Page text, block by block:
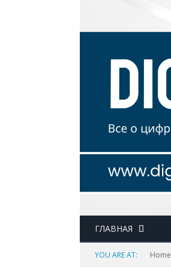
ГЛАВНАЯ
YOU ARE AT: Home